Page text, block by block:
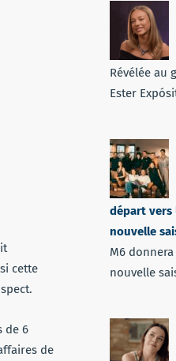
cette
de 6
de
Révélée au
Ester
départ vers
nouvelle
M6
nouvelle